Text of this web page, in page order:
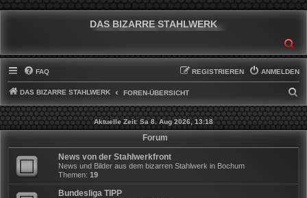
DAS BIZARRE STAHLWERK
FAQ ANMELDEN
REGISTRIEREN
DAS BIZARRE STAHLWERK FOREN-ÜBERSICHT
U
C
Aktuelle Zeit: Sa 8. Aug 2026, 13:18
Forum
News von der Stahlwerkfront
News und Bilder aus dem bizarren Stahlwerk in Bochum
Themen: 19
Bundesliga TIPP